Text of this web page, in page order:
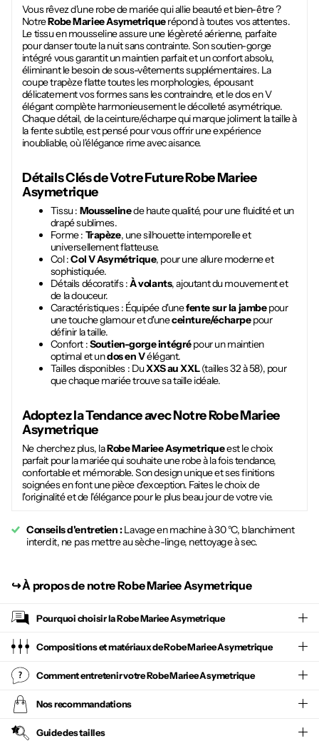
Vous rêvez d'une robe de mariée qui allie beauté et bien-être ?
NotreRobe Mariee Asymetriquerépond à toutes vos attentes.
Le tissu en mousseline assure une légèreté aérienne, parfaite
pour danser toute la nuit sans contrainte. Son soutien-gorge
intégré vous garantit un maintien parfait et un confort absolu,
éliminant le besoin de sous-vêtements supplémentaires. La
coupe trapèze flatte toutes les morphologies, épousant
délicatement vos formes sans les contraindre, et le dos en V
élégant complète harmonieusement le décolleté asymétrique.
Chaque détail, de la ceinture/écharpe qui marque joliment la taille à
la fente subtile, est pensé pour vous offrir une expérience
inoubliable, où l'élégance rime avec aisance.
Détails Clés de Votre FutureRobe Mariee
Asymetrique
Tissu : Mousselinede haute qualité, pour une fluidité et un
drapé sublimes.
Forme : Trapèze, une silhouette intemporelle et
universellement flatteuse.
Col :Col V Asymétrique, pour une allure moderne et
sophistiquée.
Détails décoratifs :À volants, ajoutant du mouvement et
de la douceur.
Caractéristiques : Équipée d'unefente sur la jambepour
une touche glamour et d'uneceinture/écharpepour
définir la taille.
Confort :Soutien-gorge intégrépour un maintien
optimal et undos en Vélégant.
Tailles disponibles : DuXXS au XXL(tailles 32 à 58), pour
que chaque mariée trouve sa taille idéale.
Adoptez la Tendance avec NotreRobe Mariee
Asymetrique
Ne cherchez plus, laRobe Mariee Asymetriqueest le choix
parfait pour la mariée qui souhaite une robe à la fois tendance,
confortable et mémorable. Son design unique et ses finitions
soignées en font une pièce d'exception. Faites le choix de
l'originalité et de l'élégance pour le plus beau jour de votre vie.
Conseils d'entretien :Lavage en machine à 30 °C, blanchiment
interdit, ne pas mettre au sèche-linge, nettoyage à sec.
↪︎À propos de notre Robe Mariee Asymetrique
Pourquoi choisir laRobe Mariee Asymetrique
Compositions et matériaux de Robe Mariee Asymetrique
Comment entretenir votreRobe Mariee Asymetrique
Nos recommandations
Guide des tailles